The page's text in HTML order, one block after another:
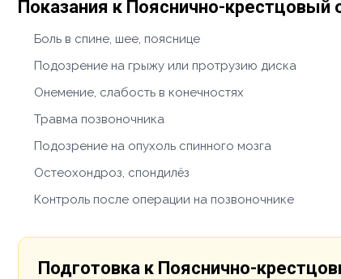
Показания к Пояснично-крестцовый
Боль в спине, шее, пояснице
Подозрение на грыжу или протрузию диска
Онемение, слабость в конечностях
Травма позвоночника
Подозрение на опухоль спинного мозга
Остеохондроз, спондилёз
Контроль после операции на позвоночнике
Подготовка к Пояснично-